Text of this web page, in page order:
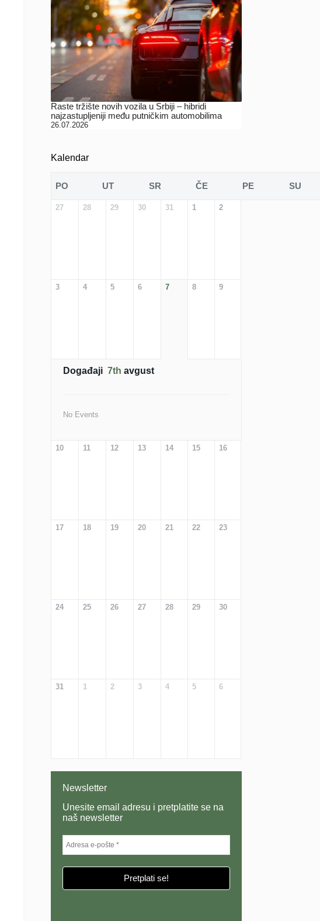
Raste tržište novih vozila u Srbiji – hibridi
najzastupljeniji među putničkim automobilima
26.07.2026
Kalendar
PO UT SR ČE PE SU
27 28 29 30 31 1 2
3 4 5 6 7 8 9
Događaji 7th avgust
No Events
10 11 12 13 14 15 16
17 18 19 20 21 22 23
24 25 26 27 28 29 30
31 1 2 3 4 5 6
Newsletter
Unesite email adresu i pretplatite se na
naš newsletter